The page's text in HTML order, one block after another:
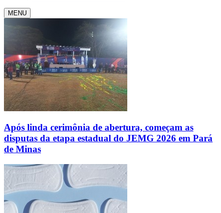
MENU
Após linda cerimônia de abertura, começam as
disputas da etapa estadual do JEMG 2026 em Pará
de Minas